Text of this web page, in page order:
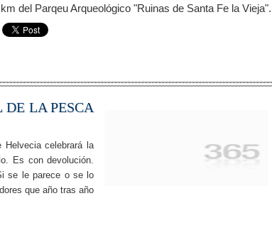
del Parqeu Arqueológico "Ruinas de Santa Fe la Vieja".
LA PESCA
celebrará la
Es con devolución.
se le parece o se lo
que año tras año